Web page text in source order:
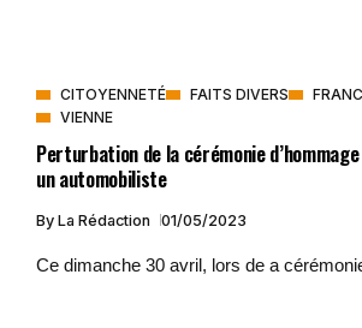
CITOYENNETÉ FAITS DIVERS
VIENNE
Perturbation de la cérémonie
un automobiliste
By La Rédaction 01/05/2023
Ce dimanche 30 avril, lors de a